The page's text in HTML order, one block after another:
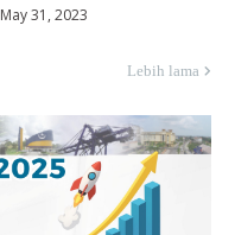
May 31, 2023
Lebih lama